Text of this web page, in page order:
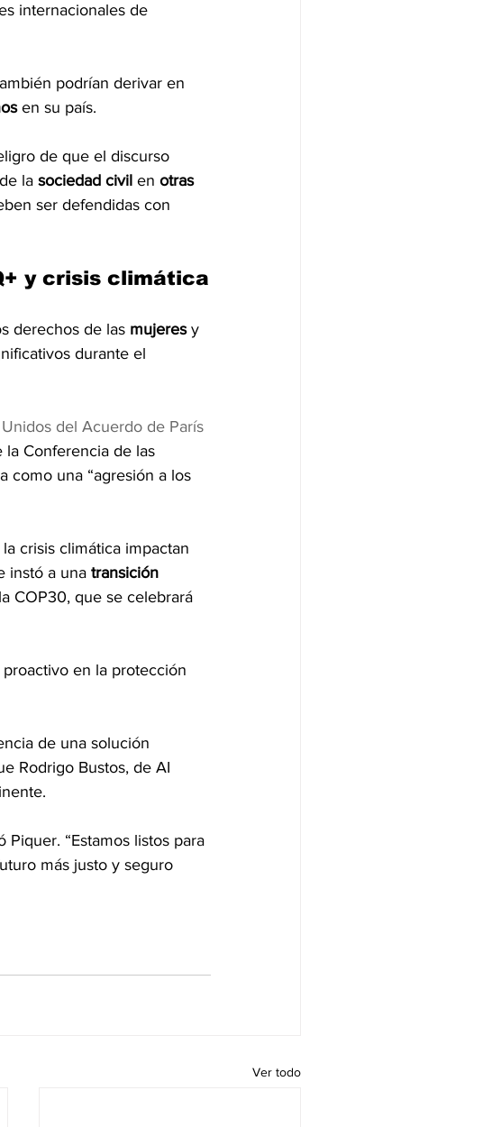
internacionales de
podrían derivar en
en su país.
de que el discurso
de la sociedad civil en otras
ser defendidas con
y crisis climática
derechos de las mujeres y
durante el
del Acuerdo de París
Conferencia de las
como una “agresión a los
crisis climática impactan
instó a una transición
COP30, que se celebrará
en la protección
de una solución
Rodrigo Bustos, de AI
Piquer. “Estamos listos para
más justo y seguro
Ver todo